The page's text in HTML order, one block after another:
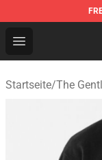
Open menu
The
Startseite/The